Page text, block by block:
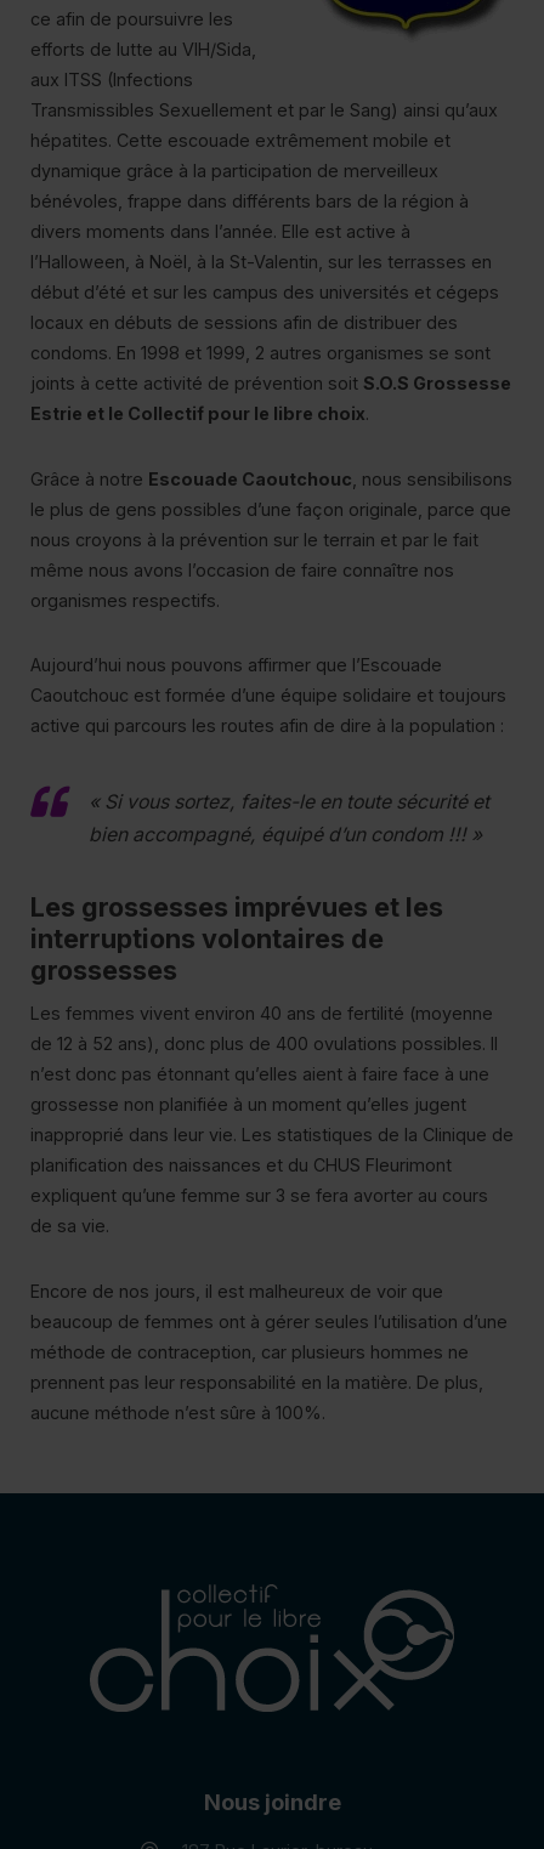
ce afin de poursuivre les
efforts de lutte au VIH/Sida,
aux ITSS (Infections
Transmissibles Sexuellement et par le Sang) ainsi qu’aux
hépatites. Cette escouade extrêmement mobile et
dynamique grâce à la participation de merveilleux
bénévoles, frappe dans différents bars de la région à
divers moments dans l’année. Elle est active à
l’Halloween, à Noël, à la St-Valentin, sur les terrasses en
début d’été et sur les campus des universités et cégeps
locaux en débuts de sessions afin de distribuer des
condoms. En 1998 et 1999, 2 autres organismes se sont
joints à cette activité de prévention soit S.O.S Grossesse
Estrie et le Collectif pour le libre choix.
Grâce à notre Escouade Caoutchouc , nous sensibilisons
le plus de gens possibles d’une façon originale, parce que
nous croyons à la prévention sur le terrain et par le fait
même nous avons l’occasion de faire connaître nos
organismes respectifs.
Aujourd’hui nous pouvons affirmer que l’Escouade
Caoutchouc est formée d’une équipe solidaire et toujours
active qui parcours les routes afin de dire à la population :
« Si vous sortez, faites-le en toute sécurité et
bien accompagné, équipé d’un condom !!! »
Les grossesses imprévues et les
interruptions volontaires de
grossesses
Les femmes vivent environ 40 ans de fertilité (moyenne
de 12 à 52 ans), donc plus de 400 ovulations possibles. Il
n’est donc pas étonnant qu’elles aient à faire face à une
grossesse non planifiée à un moment qu’elles jugent
inapproprié dans leur vie. Les statistiques de la Clinique de
planification des naissances et du CHUS Fleurimont
expliquent qu’une femme sur 3 se fera avorter au cours
de sa vie.
Encore de nos jours, il est malheureux de voir que
beaucoup de femmes ont à gérer seules l’utilisation d’une
méthode de contraception, car plusieurs hommes ne
prennent pas leur responsabilité en la matière. De plus,
aucune méthode n’est sûre à 100%.
Nous joindre